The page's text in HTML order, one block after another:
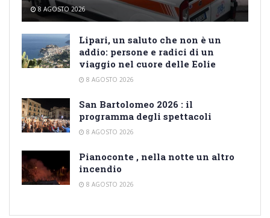
8 AGOSTO 2026
Lipari, un saluto che non è un
addio: persone e radici di un
viaggio nel cuore delle Eolie
8 AGOSTO 2026
San Bartolomeo 2026 : il
programma degli spettacoli
8 AGOSTO 2026
Pianoconte , nella notte un altro
incendio
8 AGOSTO 2026